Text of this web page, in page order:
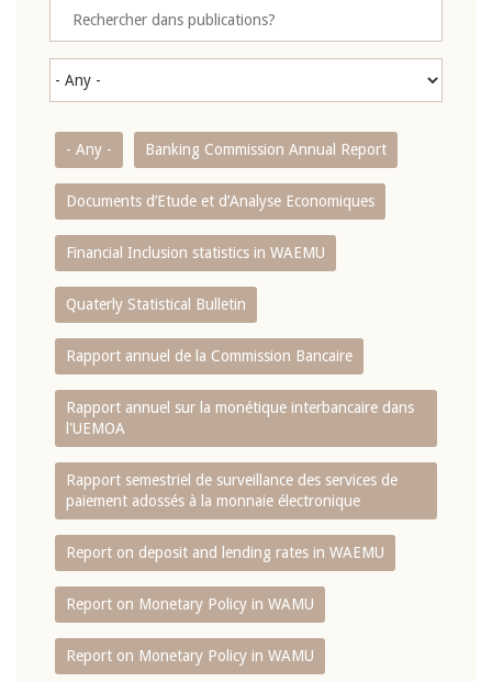
- Any - Banking Commission Annual Report
Documents d’Etude et d’Analyse Economiques
Financial Inclusion statistics in WAEMU
Quaterly Statistical Bulletin
Rapport annuel de la Commission Bancaire
Rapport annuel sur la monétique interbancaire dans
l'UEMOA
Rapport semestriel de surveillance des services de
paiement adossés à la monnaie électronique
Report on deposit and lending rates in WAEMU
Report on Monetary Policy in WAMU
Report on Monetary Policy in WAMU